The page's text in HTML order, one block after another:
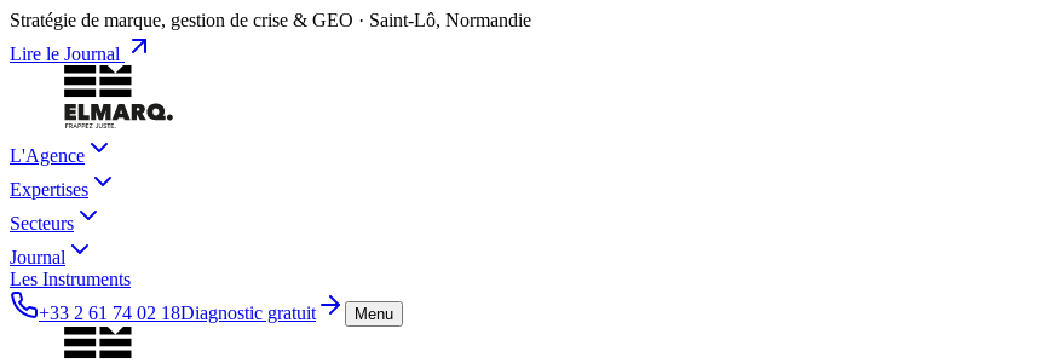
Stratégie de marque, gestion de crise & GEO · Saint-Lô, Normandie
Lire le Journal
L'Agence
Expertises
Secteurs
Journal
Les Instruments
+33 2 61 74 02 18Diagnostic gratuit Menu